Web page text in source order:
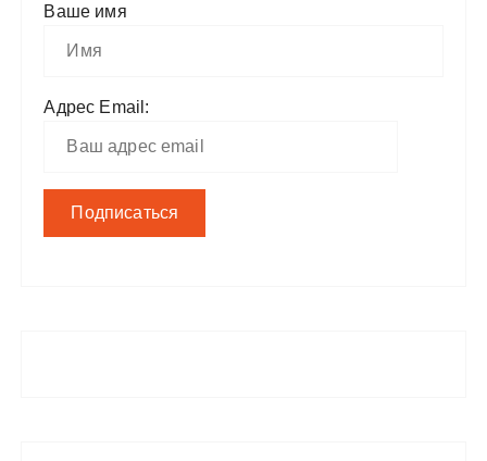
Ваше имя
Адрес Email: